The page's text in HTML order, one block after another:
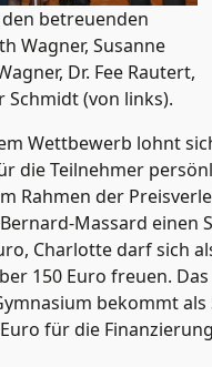
betreuenden
Wagner, Susanne
Dr. Fee Rautert,
Schmidt (von links).
Wettbewerb lohnt
die Teilnehmer
Rahmen der
Massard einen
Charlotte darf sich
150 Euro freuen. Das
bekommt als
für die